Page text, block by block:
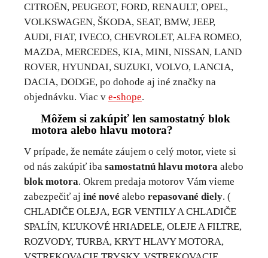
CITROËN, PEUGEOT, FORD, RENAULT, OPEL,
VOLKSWAGEN, ŠKODA, SEAT, BMW, JEEP,
AUDI, FIAT, IVECO, CHEVROLET, ALFA ROMEO,
MAZDA, MERCEDES, KIA, MINI, NISSAN, LAND
ROVER, HYUNDAI, SUZUKI, VOLVO, LANCIA,
DACIA, DODGE, po dohode aj iné značky na
objednávku. Viac v e-shope.
Môžem si zakúpiť len samostatný blok
motora alebo hlavu motora?
V prípade, že nemáte záujem o celý motor, viete si
od nás zakúpiť iba samostatnú hlavu motora alebo
blok motora. Okrem predaja motorov Vám vieme
zabezpečiť aj iné nové alebo repasované diely. (
CHLADIČE OLEJA, EGR VENTILY A CHLADIČE
SPALÍN, KĽUKOVÉ HRIADELE, OLEJE A FILTRE,
ROZVODY, TURBA, KRYT HLAVY MOTORA,